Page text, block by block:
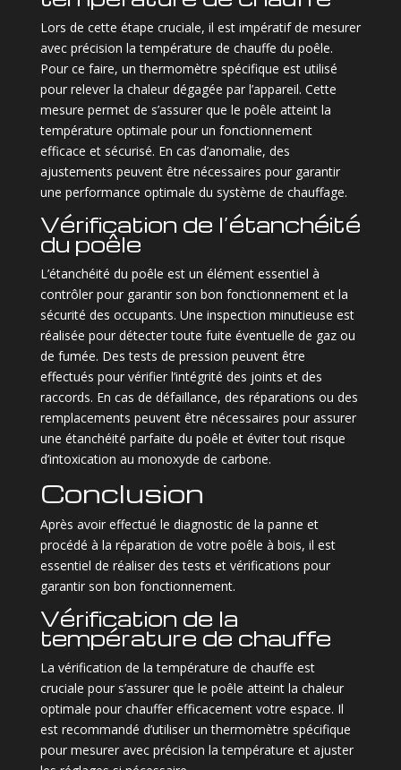
Lors de cette étape cruciale, il est impératif de mesurer
avec précision la température de chauffe du poêle.
Pour ce faire, un thermomètre spécifique est utilisé
pour relever la chaleur dégagée par l’appareil. Cette
mesure permet de s’assurer que le poêle atteint la
température optimale pour un fonctionnement
efficace et sécurisé. En cas d’anomalie, des
ajustements peuvent être nécessaires pour garantir
une performance optimale du système de chauffage.
Vérification de l’étanchéité
du poêle
L’étanchéité du poêle est un élément essentiel à
contrôler pour garantir son bon fonctionnement et la
sécurité des occupants. Une inspection minutieuse est
réalisée pour détecter toute fuite éventuelle de gaz ou
de fumée. Des tests de pression peuvent être
effectués pour vérifier l’intégrité des joints et des
raccords. En cas de défaillance, des réparations ou des
remplacements peuvent être nécessaires pour assurer
une étanchéité parfaite du poêle et éviter tout risque
d’intoxication au monoxyde de carbone.
Conclusion
Après avoir effectué le diagnostic de la panne et
procédé à la réparation de votre poêle à bois, il est
essentiel de réaliser des tests et vérifications pour
garantir son bon fonctionnement.
Vérification de la
température de chauffe
La vérification de la température de chauffe est
cruciale pour s’assurer que le poêle atteint la chaleur
optimale pour chauffer efficacement votre espace. Il
est recommandé d’utiliser un thermomètre spécifique
pour mesurer avec précision la température et ajuster